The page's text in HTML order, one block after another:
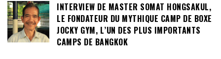
INTERVIEW DE MASTER SOMAT HONGSAKUL,
LE FONDATEUR DU MYTHIQUE CAMP DE BOXE
JOCKY GYM, L’UN DES PLUS IMPORTANTS
CAMPS DE BANGKOK